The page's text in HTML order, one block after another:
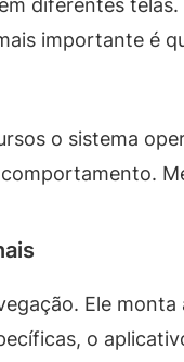
diferentes
importante é
o sistema
Ele
o